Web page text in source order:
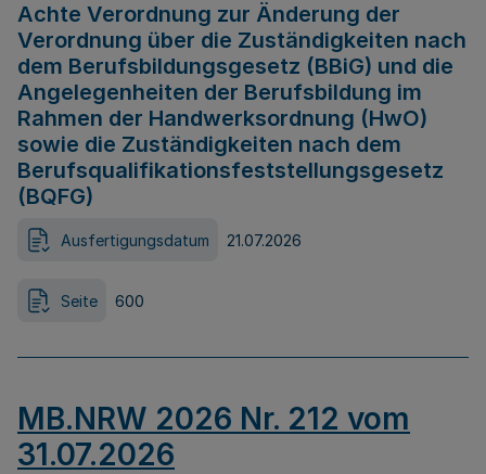
Achte Verordnung zur Änderung der
Verordnung über die Zuständigkeiten nach
dem Berufsbildungsgesetz (BBiG) und die
Angelegenheiten der Berufsbildung im
Rahmen der Handwerksordnung (HwO)
sowie die Zuständigkeiten nach dem
Berufsqualifikationsfeststellungsgesetz
(BQFG)
Ausfertigungsdatum 21.07.2026
Seite 600
MB.NRW 2026 Nr. 212 vom
31.07.2026